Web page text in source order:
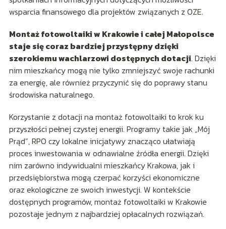
wsparcia finansowego dla projektów związanych z OZE.
Montaż fotowoltaiki w Krakowie i całej Małopolsce
staje się coraz bardziej przystępny dzięki
szerokiemu wachlarzowi dostępnych dotacji. Dzięki
nim mieszkańcy mogą nie tylko zmniejszyć swoje rachunki
za energię, ale również przyczynić się do poprawy stanu
środowiska naturalnego.
Korzystanie z dotacji na montaż fotowoltaiki to krok ku
przyszłości pełnej czystej energii. Programy takie jak „Mój
Prąd”, RPO czy lokalne inicjatywy znacząco ułatwiają
proces inwestowania w odnawialne źródła energii. Dzięki
nim zarówno indywidualni mieszkańcy Krakowa, jak i
przedsiębiorstwa mogą czerpać korzyści ekonomiczne
oraz ekologiczne ze swoich inwestycji. W kontekście
dostępnych programów, montaż fotowoltaiki w Krakowie
pozostaje jednym z najbardziej opłacalnych rozwiązań.